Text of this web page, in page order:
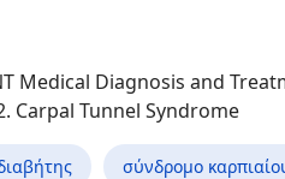
Medical Diagnosis and
Carpal Tunnel Syndrome
σύνδρομο